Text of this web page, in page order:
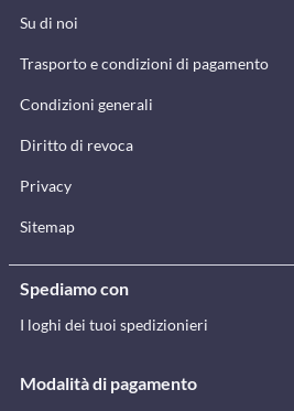
Su di noi
Trasporto e condizioni di pagamento
Condizioni generali
Diritto di revoca
Privacy
Sitemap
Spediamo con
I loghi dei tuoi spedizionieri
Modalità di pagamento